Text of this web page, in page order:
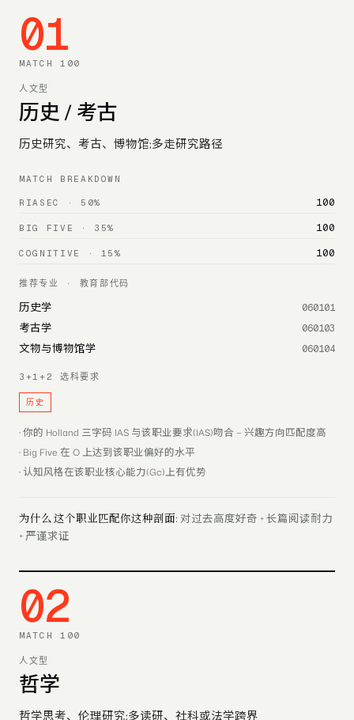
01
MATCH 100
人文型
历史 / 考古
历史研究、考古、博物馆;多走研究路径
MATCH BREAKDOWN
RIASEC · 50% 100
BIG FIVE · 35% 100
COGNITIVE · 15% 100
推荐专业 · 教育部代码
历史学
060101
考古学
060103
文物与博物馆学
060104
3+1+2 选科要求
历史
· 你的 Holland 三字码 IAS 与该职业要求(IAS)吻合 — 兴趣方向匹配度高
· Big Five 在 O 上达到该职业偏好的水平
· 认知风格在该职业核心能力(Gc)上有优势
为什么 这个职业匹配你这种剖面: 对过去高度好奇 + 长篇阅读耐力
+ 严谨求证
02
MATCH 100
人文型
哲学
哲学思考、伦理研究;多读研、社科或法学跨界